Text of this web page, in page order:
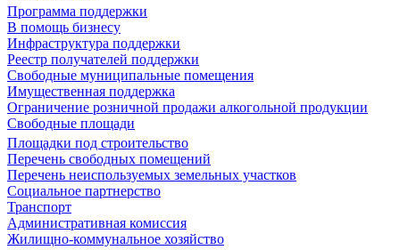
Программа поддержки
В помощь бизнесу
Инфраструктура поддержки
Реестр получателей поддержки
Свободные муниципальные помещения
Имущественная поддержка
Ограничение розничной продажи алкогольной продукции
Свободные площади
Площадки под строительство
Перечень свободных помещений
Перечень неиспользуемых земельных участков
Социальное партнерство
Транспорт
Административная комиссия
Жилищно-коммунальное хозяйство